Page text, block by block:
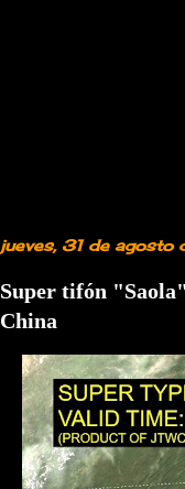
jueves, 31 de
Super tifón
China